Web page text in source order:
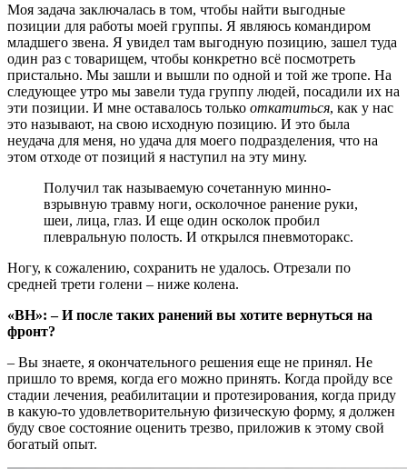
Моя задача заключалась в том, чтобы найти выгодные
позиции для работы моей группы. Я являюсь командиром
младшего звена. Я увидел там выгодную позицию, зашел туда
один раз с товарищем, чтобы конкретно всё посмотреть
пристально. Мы зашли и вышли по одной и той же тропе. На
следующее утро мы завели туда группу людей, посадили их на
эти позиции. И мне оставалось только откатиться, как у нас
это называют, на свою исходную позицию. И это была
неудача для меня, но удача для моего подразделения, что на
этом отходе от позиций я наступил на эту мину.
Получил так называемую сочетанную минно-
взрывную травму ноги, осколочное ранение руки,
шеи, лица, глаз. И еще один осколок пробил
плевральную полость. И открылся пневмоторакс.
Ногу, к сожалению, сохранить не удалось. Отрезали по
средней трети голени – ниже колена.
«ВН»: – И после таких ранений вы хотите вернуться на
фронт?
– Вы знаете, я окончательного решения еще не принял. Не
пришло то время, когда его можно принять. Когда пройду все
стадии лечения, реабилитации и протезирования, когда приду
в какую-то удовлетворительную физическую форму, я должен
буду свое состояние оценить трезво, приложив к этому свой
богатый опыт.